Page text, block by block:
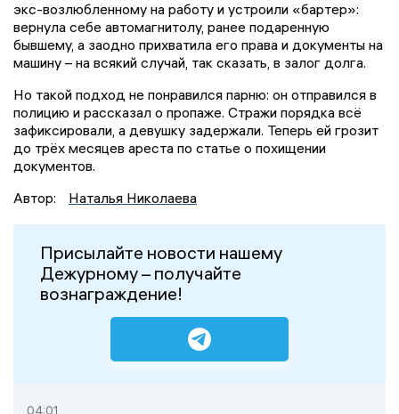
экс-возлюбленному на работу и устроили «бартер»:
вернула себе автомагнитолу, ранее подаренную
бывшему, а заодно прихватила его права и документы на
машину – на всякий случай, так сказать, в залог долга.
Но такой подход не понравился парню: он отправился в
полицию и рассказал о пропаже. Стражи порядка всё
зафиксировали, а девушку задержали. Теперь ей грозит
до трёх месяцев ареста по статье о похищении
документов.
Автор:
Наталья Николаева
Присылайте новости нашему
Дежурному – получайте
вознаграждение!
04:01